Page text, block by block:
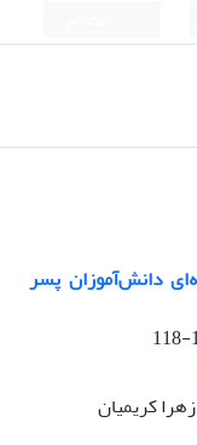
دانش‌آموزان پسر
کریمیان